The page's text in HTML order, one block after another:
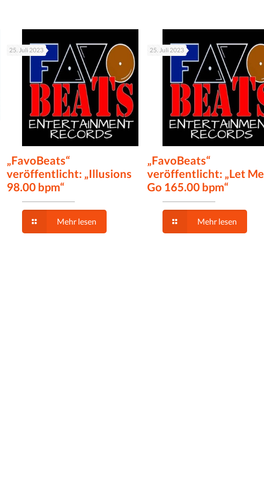
25. Juli 2023
„FavoBeats“
veröffentlicht: „Illusions
98.00 bpm“
Mehr lesen
25. Juli 2023
„FavoBeats“
veröffentlicht: „Let Me
Go 165.00 bpm“
Mehr lesen